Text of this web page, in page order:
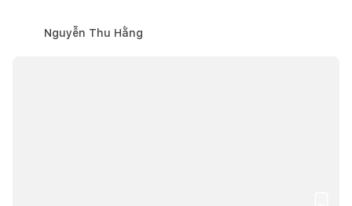
Nguyễn Thu Hằng